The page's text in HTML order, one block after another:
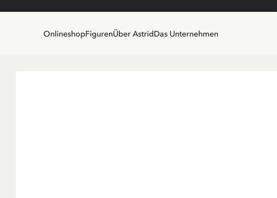
OnlineshopFigurenÜber AstridDas Unternehmen